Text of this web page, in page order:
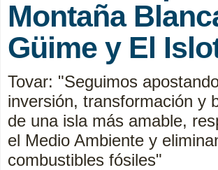
Montaña
Güime y El
Tovar: "Seguimos
inversión, transformación y
de una isla más amable,
el Medio Ambiente y
combustibles fósiles"